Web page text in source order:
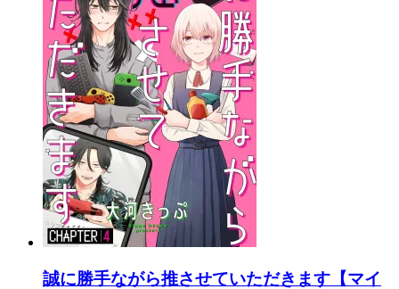
誠に勝手ながら推させていただきます【マイ